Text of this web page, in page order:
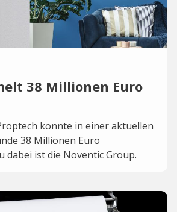
38 Millionen Euro
konnte in einer aktuellen
38 Millionen Euro
dabei ist die Noventic Group.